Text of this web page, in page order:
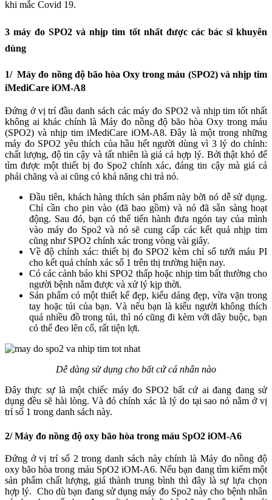
khi mắc Covid 19.
3 máy đo SPO2 và nhịp tim tốt nhất được các bác sĩ khuyên
dùng
1/ Máy đo nồng độ bão hòa Oxy trong máu (SPO2) và nhịp tim
iMediCare iOM-A8
Đứng ở vị trí đầu danh sách các máy đo SPO2 và nhịp tim tốt nhất
không ai khác chính là Máy đo nồng độ bão hòa Oxy trong máu
(SPO2) và nhịp tim iMediCare iOM-A8. Đây là một trong những
máy đo SPO2 yêu thích của hầu hết người dùng vì 3 lý do chính:
chất lượng, độ tin cậy và tất nhiên là giá cả hợp lý. Bởi thật khó để
tìm được một thiết bị đo Spo2 chính xác, đáng tin cậy mà giá cả
phải chăng và ai cũng có khả năng chi trả nó.
Đầu tiên, khách hàng thích sản phẩm này bời nó dễ sử dụng.
Chỉ cần cho pin vào (đã bao gồm) và nó đã sẵn sàng hoạt
động. Sau đó, bạn có thể tiến hành đưa ngón tay của mình
vào máy đo Spo2 và nó sẽ cung cấp các kết quả nhịp tim
cũng như SPO2 chính xác trong vòng vài giây.
Về độ chính xác: thiết bị đo SPO2 kèm chỉ số tưới máu PI
cho kết quả chính xác số 1 trên thị trường hiện nay.
Có các cảnh báo khi SPO2 thấp hoặc nhịp tim bất thường cho
người bệnh nắm được và xử lý kịp thời.
Sản phẩm có một thiết kế đẹp, kiểu dáng đẹp, vừa vặn trong
tay hoặc túi của bạn. Và nếu bạn là kiểu người không thích
quá nhiều đồ trong túi, thì nó cũng đi kèm với dây buộc, bạn
có thể đeo lên cổ, rất tiện lợi.
Dễ dàng sử dụng cho bất cứ cá nhân nào
Đây thực sự là một chiếc máy đo SPO2 bất cứ ai đang đang sử
dụng đều sẽ hài lòng. Và đó chính xác là lý do tại sao nó nằm ở vị
trí số 1 trong danh sách này.
2/ Máy đo nồng độ oxy bão hòa trong máu SpO2 iOM-A6
Đứng ở vị trí số 2 trong danh sách này chính là Máy đo nồng độ
oxy bão hòa trong máu SpO2 iOM-A6. Nếu bạn đang tìm kiếm một
sản phẩm chất lượng, giá thành trung bình thì đây là sự lựa chọn
hợp lý. Cho dù bạn đang sử dụng máy đo Spo2 này cho bệnh nhân